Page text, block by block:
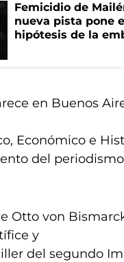
Femicidio de
nueva pista pone
hipótesis de la
en Buenos
Económico e
del periodismo
Otto von
y
del segundo